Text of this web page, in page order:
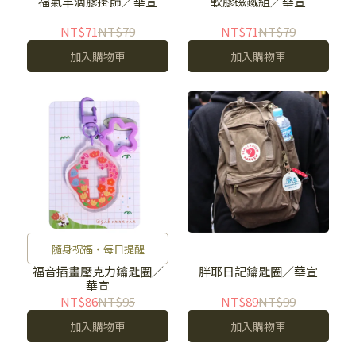
NT$71NT$79
加入購物車
NT$71NT$79
加入購物車
隨身祝福・每日提醒
福音插畫壓克力鑰匙圈／
華宣
NT$86NT$95
加入購物車
胖耶日記鑰匙圈／華宣
NT$89NT$99
加入購物車